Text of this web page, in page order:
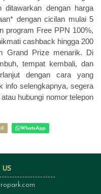
ditawarkan dengan harga
* dengancicilan mulai 5
program Free PPN 100%,
cashback hingga 200
Grand Prize menarik. Di
tempat kembali, dan
dengan cara yang
info selengkapnya, segera
atau hubungi nomor telepon
WhatsApp